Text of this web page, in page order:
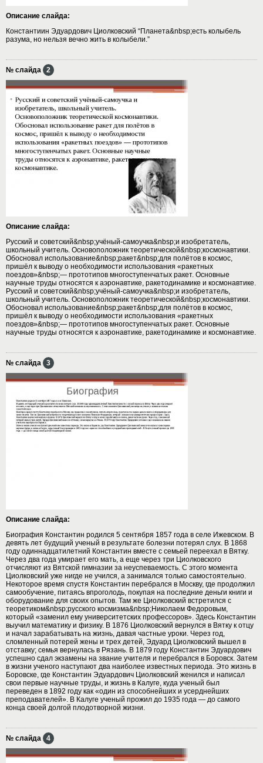
Описание слайда:
Константиин Эдуардович Циолковский “Планета&nbsp;есть колыбель
разума, но нельзя вечно жить в колыбели.”
№ слайда 2
Описание слайда:
Русский и советский&nbsp;учёный-самоучка&nbsp;и изобретатель,
школьный учитель. Основоположник теоретической&nbsp;космонавтики.
Обосновал использование&nbsp;ракет&nbsp;для полётов в космос,
пришёл к выводу о необходимости использования «ракетных
поездов»&nbsp;— прототипов многоступенчатых ракет. Основные
научные труды относятся к аэронавтике, ракетодинамике и космонавтике.
Русский и советский&nbsp;учёный-самоучка&nbsp;и изобретатель,
школьный учитель. Основоположник теоретической&nbsp;космонавтики.
Обосновал использование&nbsp;ракет&nbsp;для полётов в космос,
пришёл к выводу о необходимости использования «ракетных
поездов»&nbsp;— прототипов многоступенчатых ракет. Основные
научные труды относятся к аэронавтике, ракетодинамике и космонавтике.
№ слайда 3
Описание слайда:
Биография Константин родился 5 сентября 1857 года в селе Ижевском. В
девять лет будущий ученый в результате болезни потерял слух. В 1868
году одиннадцатилетний Константин вместе с семьей переехал в Вятку.
Через два года умирает его мать, а еще через три Циолковского
отчисляют из Вятской гимназии за неуспеваемость. С этого момента
Циолковский уже нигде не учился, а занимался только самостоятельно.
Некоторое время спустя Константин перебрался в Москву, где продолжил
самообучение, питаясь впроголодь, покупая на последние деньги книги и
оборудование для своих опытов. Там же Циолковский встретился с
теоретиком&nbsp;русского космизма&nbsp;Николаем Федоровым,
который «заменил ему университетских профессоров». Здесь Константин
выучил математику и физику. В 1876 Циолковский вернулся в Вятку к отцу
и начал зарабатывать на жизнь, давая частные уроки. Через год,
сломленный потерей жены и трех детей, Эдуард Циолковский вышел в
отставку; семья вернулась в Рязань. В 1879 году Константин Эдуардович
успешно сдал экзамены на звание учителя и перебрался в Боровск. Затем
в жизни ученого наступают два наиболее известных периода. Это жизнь в
Боровске, где Константин Эдуардович Циолковский женился и написал
свои первые научные труды, и жизнь в Калуге, куда ученый был
переведен в 1892 году как «один из способнейших и усерднейших
преподавателей». В Калуге ученый прожил до 1935 года — до самого
конца своей долгой плодотворной жизни.
№ слайда 4